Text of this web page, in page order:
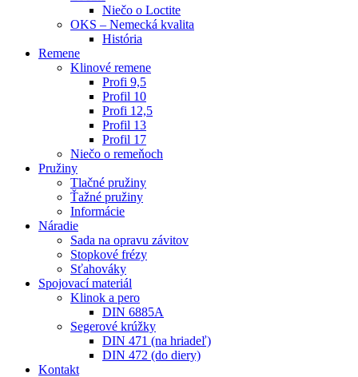
Niečo o Loctite
OKS – Nemecká kvalita
História
Remene
Klinové remene
Profi 9,5
Profil 10
Profi 12,5
Profil 13
Profil 17
Niečo o remeňoch
Pružiny
Tlačné pružiny
Ťažné pružiny
Informácie
Náradie
Sada na opravu závitov
Stopkové frézy
Sťahováky
Spojovací materiál
Klinok a pero
DIN 6885A
Segerové krúžky
DIN 471 (na hriadeľ)
DIN 472 (do diery)
Kontakt